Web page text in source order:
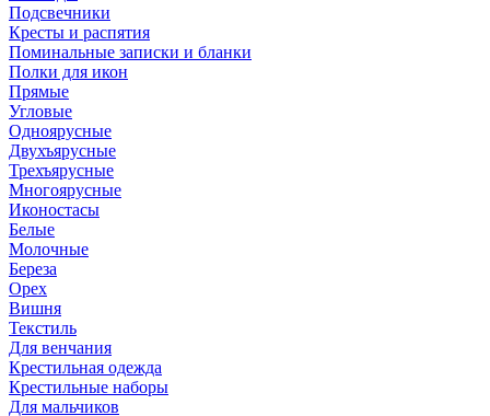
Подсвечники
Кресты и распятия
Поминальные записки и бланки
Полки для икон
Прямые
Угловые
Одноярусные
Двухъярусные
Трехъярусные
Многоярусные
Иконостасы
Белые
Молочные
Береза
Орех
Вишня
Текстиль
Для венчания
Крестильная одежда
Крестильные наборы
Для мальчиков